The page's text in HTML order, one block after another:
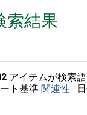
索結果
アイテムが検索
ト基準 関連性 ·